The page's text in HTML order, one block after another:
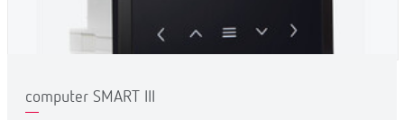
computer SMART III